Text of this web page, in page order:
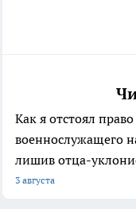
Как я отстоял
военнослужащего
лишив отца-
3 августа